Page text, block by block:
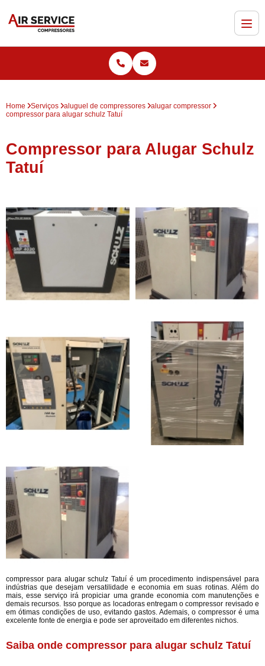
Home Serviços aluguel de compressores
alugar compressor
compressor para alugar schulz Tatuí
Compressor para Alugar Schulz
Tatuí
compressor para alugar schulz Tatuí é um procedimento indispensável para
indústrias que desejam versatilidade e economia em suas rotinas. Além do
mais, esse serviço irá propiciar uma grande economia com manutenções e
demais recursos. Isso porque as locadoras entregam o compressor revisado e
em ótimas condições de uso, evitando gastos. Ademais, o compressor é uma
excelente fonte de energia e pode ser aproveitado em diferentes nichos.
Saiba onde compressor para alugar schulz Tatuí